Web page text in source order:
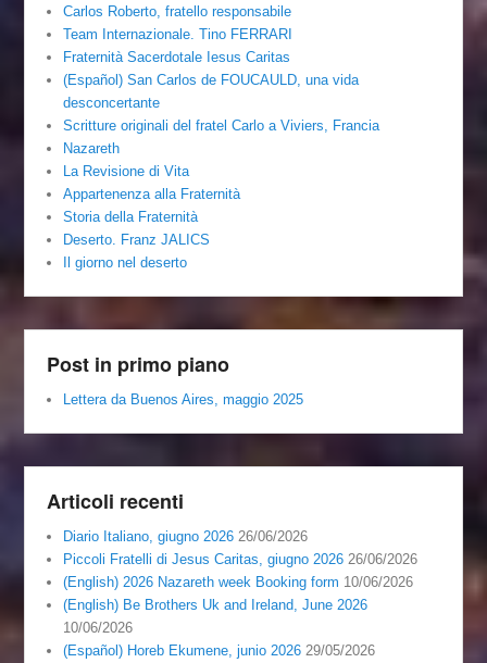
Carlos Roberto, fratello responsabile
Team Internazionale. Tino FERRARI
Fraternità Sacerdotale Iesus Caritas
(Español) San Carlos de FOUCAULD, una vida
desconcertante
Scritture originali del fratel Carlo a Viviers, Francia
Nazareth
La Revisione di Vita
Appartenenza alla Fraternità
Storia della Fraternità
Deserto. Franz JALICS
Il giorno nel deserto
Post in primo piano
Lettera da Buenos Aires, maggio 2025
Articoli recenti
Diario Italiano, giugno 2026 26/06/2026
Piccoli Fratelli di Jesus Caritas, giugno 2026 26/06/2026
(English) 2026 Nazareth week Booking form 10/06/2026
(English) Be Brothers Uk and Ireland, June 2026
10/06/2026
(Español) Horeb Ekumene, junio 2026 29/05/2026